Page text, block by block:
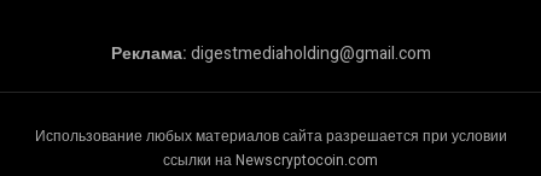
Реклама:digestmediaholding@gmail.com
Использование любых материалов сайта разрешается при условии
ссылки на Newscryptocoin.com